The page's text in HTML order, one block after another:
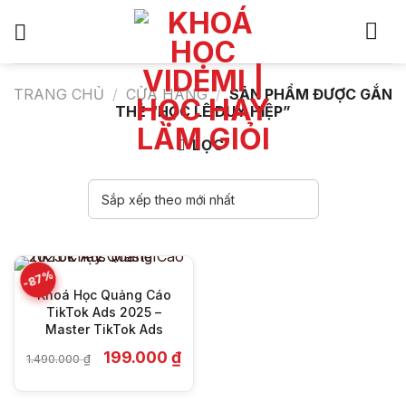
TRANG CHỦ / CỬA HÀNG / SẢN PHẨM ĐƯỢC GẮN
THẺ “HỌC LÊ DUY HIỆP”
LỌC
-87%
Khoá Học Quảng Cáo
TikTok Ads 2025 –
Master TikTok Ads
1.490.000₫ Giá
gốc
199.000 ₫Giá
hiện